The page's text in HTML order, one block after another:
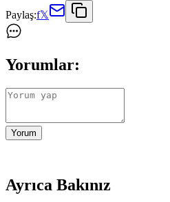
Paylaş:f𝕏
Yorumlar:
Yorum
Ayrıca Bakınız